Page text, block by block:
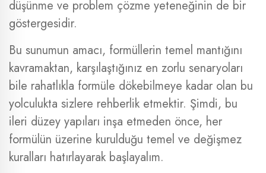
düşünme ve problem çözme yeteneğinin de bir
göstergesidir.
Bu sunumun amacı, formüllerin temel mantığını
kavramaktan, karşılaştığınız en zorlu senaryoları
bile rahatlıkla formüle dökebilmeye kadar olan bu
yolculukta sizlere rehberlik etmektir. Şimdi, bu
ileri düzey yapıları inşa etmeden önce, her
formülün üzerine kurulduğu temel ve değişmez
kuralları hatırlayarak başlayalım.